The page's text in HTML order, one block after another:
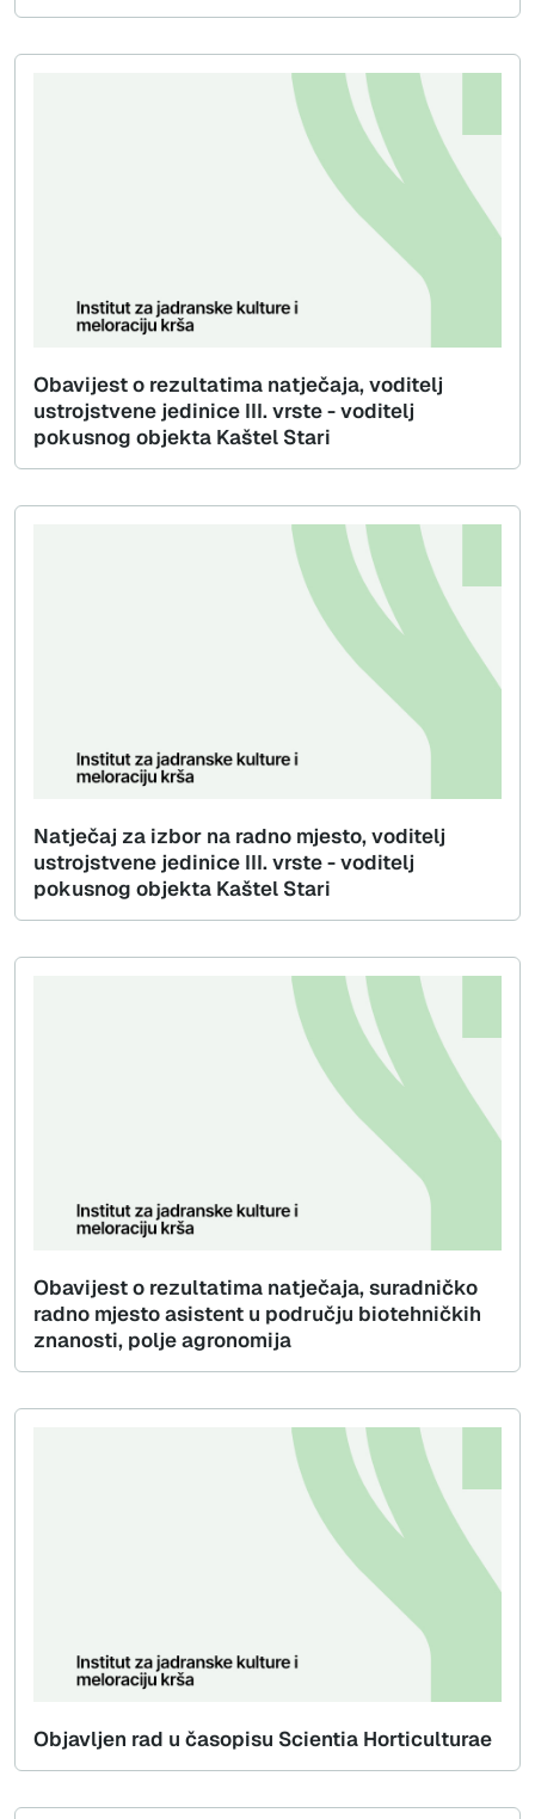
Obavijest o rezultatima natječaja, voditelj
ustrojstvene jedinice III. vrste - voditelj
pokusnog objekta Kaštel Stari
Natječaj za izbor na radno mjesto, voditelj
ustrojstvene jedinice III. vrste - voditelj
pokusnog objekta Kaštel Stari
Obavijest o rezultatima natječaja, suradničko
radno mjesto asistent u području biotehničkih
znanosti, polje agronomija
Objavljen rad u časopisu Scientia Horticulturae